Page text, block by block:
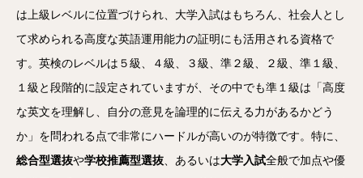
は上級レベルに位置づけられ、大学入試はもちろん、社会人とし
て求められる高度な英語運用能力の証明にも活用される資格で
す。英検のレベルは５級、４級、３級、準２級、２級、準１級、
１級と段階的に設定されていますが、その中でも準１級は「高度
な英文を理解し、自分の意見を論理的に伝える力があるかどう
か」を問われる点で非常にハードルが高いのが特徴です。特に、
総合型選抜や学校推薦型選抜、あるいは大学入試全般で加点や優